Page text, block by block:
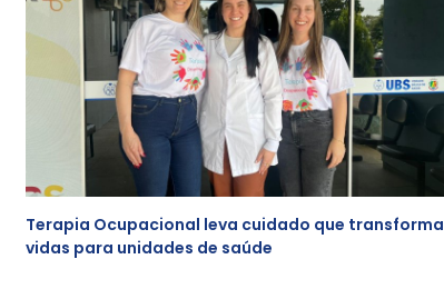
Terapia Ocupacional leva cuidado que transforma
vidas para unidades de saúde